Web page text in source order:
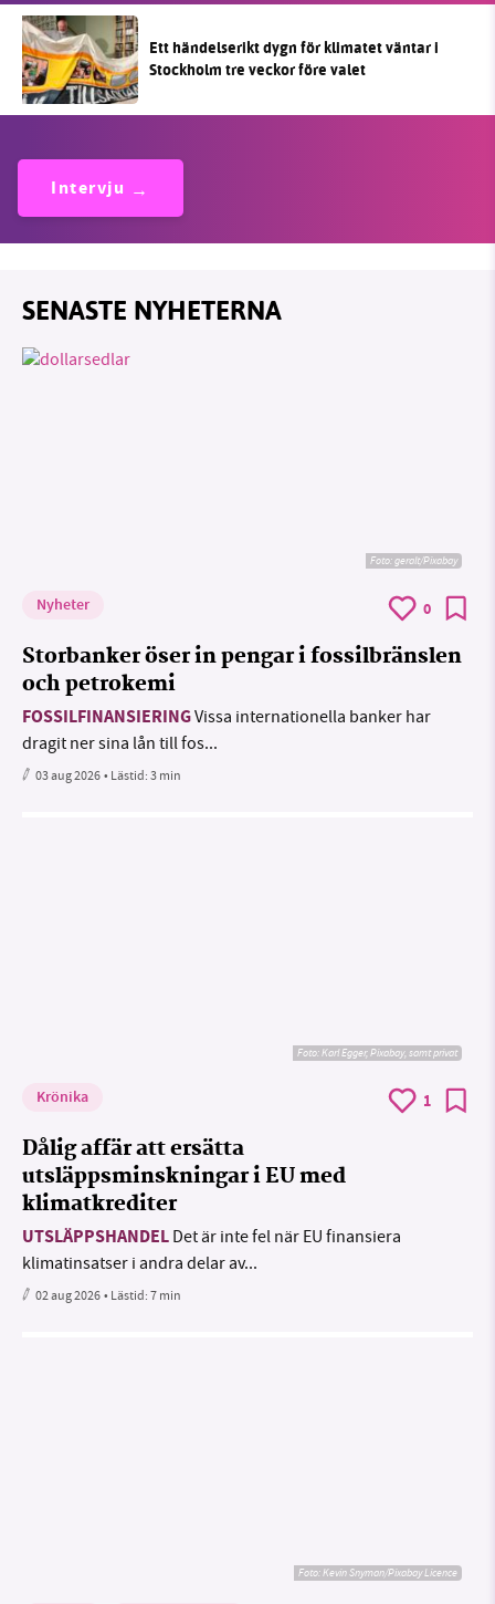
Ett händelserikt dygn för klimatet väntar i
Stockholm tre veckor före valet
Intervju
SENASTE NYHETERNA
Foto:geralt/Pixabay
Nyheter 0
Storbanker öser in pengar i fossilbränslen
och petrokemi
FOSSILFINANSIERINGVissa internationella banker har
dragit ner sina lån till fos...
03 aug 2026• Lästid:3 min
Foto:Karl Egger, Pixabay, samt privat
Krönika 1
Dålig affär att ersätta
utsläppsminskningar i EU med
klimatkrediter
UTSLÄPPSHANDEL Det är inte fel när EU finansiera
klimatinsatser i andra delar av...
02 aug 2026• Lästid:7 min
Foto:Kevin Snyman/Pixabay Licence